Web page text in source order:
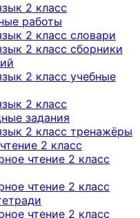
2 класс
работы
2 класс словари
2 класс сборники
2 класс учебные
2 класс
задания
2 класс тренажёры
2 класс
чтение 2 класс
чтение 2 класс
чтение 2 класс